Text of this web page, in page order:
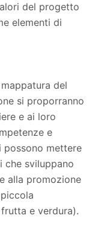
del progetto
elementi di
del
si proporranno
e ai loro
e
possono mettere
che sviluppano
alla promozione
e verdura).